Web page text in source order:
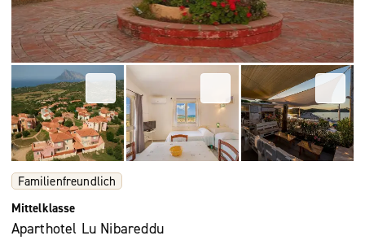
Familienfreundlich
Mittelklasse
Aparthotel Lu Nibareddu